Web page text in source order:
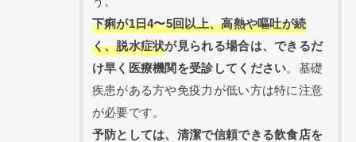
下痢が1日4〜5回以上、高熱や嘔吐が続
く、脱水症状が見られる場合は、できるだ
け早く医療機関を受診してください。基礎
疾患がある方や免疫力が低い方は特に注意
が必要です。
予防としては、清潔で信頼できる飲食店を